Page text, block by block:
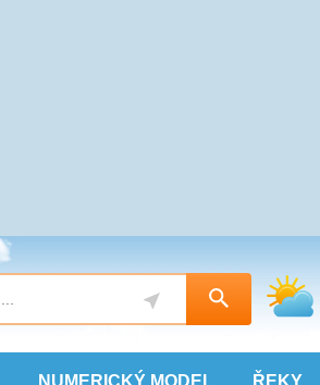
NUMERICKÝ MODEL ŘEKY